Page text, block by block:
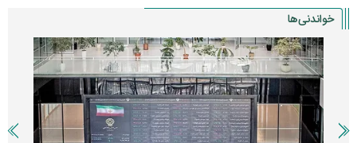
خواندنی‌ها